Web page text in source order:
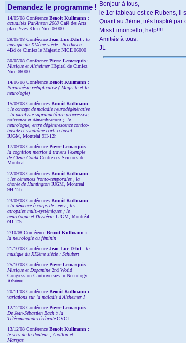
Demandez le programme !
14/05/08 Conférence Benoit Kullmann :
actualités Parkinson 2008 Café des Arts
place Yves Klein Nice 06000
29/05/08 Conférence Jean-Luc Delut : la
musique du XIXème siècle : Beethoven
4Bd de Cimiez le Majestic NICE 06000
30/05/08 Conférence Pierre Lemarquis :
Musique et Alzheimer Hôpital de Cimiez
Nice 06000
14/06/08 Conférence Benoit Kullmann :
Paramnésie reduplicative ( Magritte et la
neurologie)
15/09/08 Conférences Benoit Kullmann
: le concept de maladie neurodégénérative
; la paralysie supranucléaire progressive,
naissance et démembrement ; le
neurologue, entre dégénérescence cortico-
basale et syndrôme cortico-basal :
IUGM, Montréal 9H-12h
17/09/08 Conférence Pierre Lemarquis :
la cognition motrice à travers l'exemple
de Glenn Gould Centre des Sciences de
Montreal
22/09/08 Conférences Benoit Kullmann
: les démences fronto-temporales ; la
chorée de Huntington IUGM, Montréal
9H-12h
23/09/08 Conférences Benoit Kullmann
: la démence à corps de Lewy ; les
atrophies multi-systémiques ; le
neurologue et l'hystérie IUGM, Montréal
9H-12h
2/10/08 Conférence Benoit Kullmann :
la neurologie au féminin
21/10/08 Conférence Jean-Luc Delut : la
musique du XIXème siècle : Schubert
25/10/08 Conférence Pierre Lemarquis :
Musique et Dopamine2nd World
Congress on Controversies in Neurology
Athènes
20/11/08 Conférence Benoit Kullmann :
variations sur la maladie d'Alzheimer I
12/12/08 Conférence Pierre Lemarquis :
De Jean-Sébastien Bach à la
Télécommande cérébraleCVCI
13/12/08 Conférence Benoit Kullmann :
le sens de la douleur ; Apollon et
Marsyas
Bonjour à tous,
le 1er tableau est de Rubens, il
Quant au 3ème, très inspiré par
Miss Limoncello, help!!!!
Amitiés à tous.
JL